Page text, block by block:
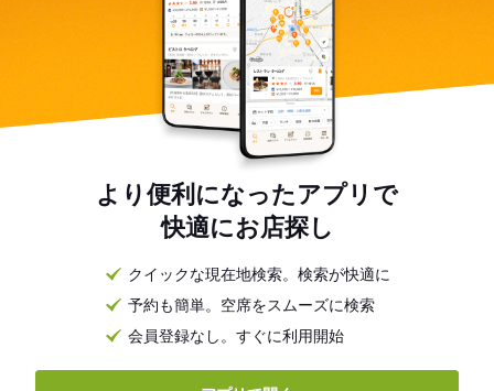
より便利になったアプリで
快適にお店探し
クイックな現在地検索。検索が快適に
予約も簡単。空席をスムーズに検索
会員登録なし。すぐに利用開始